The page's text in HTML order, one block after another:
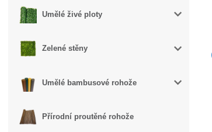
Umělé živé ploty
Zelené stěny
Umělé bambusové rohože
Přírodní proutěné rohože